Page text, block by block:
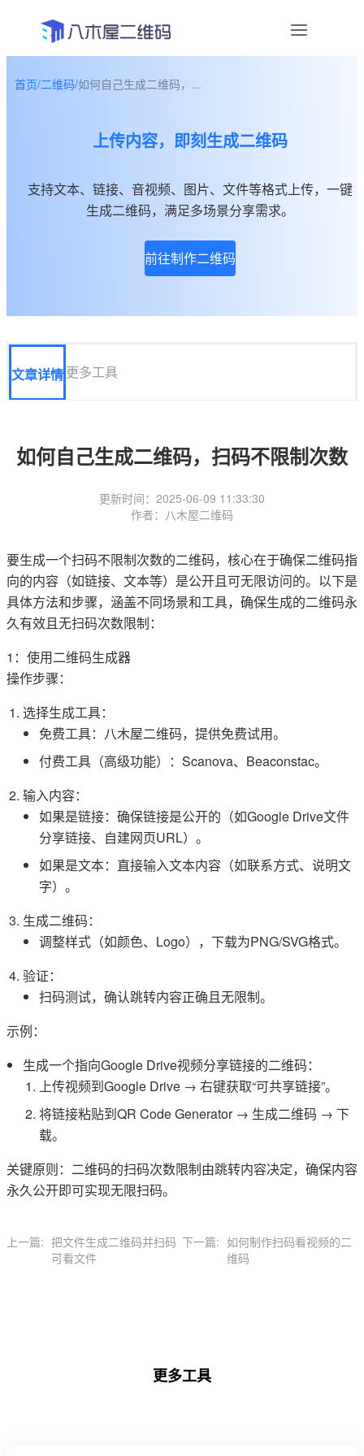
帮助中心
首页/二维码/如何自己生成二维码，...
上传内容，即刻生成二维码
支持文本、链接、音视频、图片、文件等格式上传，一键
生成二维码，满足多场景分享需求。
前往制作二维码
文章详情更多工具
如何自己生成二维码，扫码不限制次数
更新时间：2025-06-09 11:33:30
作者：八木屋二维码
要生成一个扫码不限制次数的二维码，核心在于确保二维码指
向的内容（如链接、文本等）是公开且可无限访问的。以下是
具体方法和步骤，涵盖不同场景和工具，确保生成的二维码永
久有效且无扫码次数限制：
1：使用二维码生成器
操作步骤：
选择生成工具：
免费工具：八木屋二维码，提供免费试用。
付费工具（高级功能）：Scanova、Beaconstac。
输入内容：
如果是链接：确保链接是公开的（如Google Drive文件
分享链接、自建网页URL）。
如果是文本：直接输入文本内容（如联系方式、说明文
字）。
生成二维码：
调整样式（如颜色、Logo），下载为PNG/SVG格式。
验证：
扫码测试，确认跳转内容正确且无限制。
示例：
生成一个指向Google Drive视频分享链接的二维码：
上传视频到Google Drive → 右键获取“可共享链接”。
将链接粘贴到QR Code Generator → 生成二维码 → 下
载。
关键原则：二维码的扫码次数限制由跳转内容决定，确保内容
永久公开即可实现无限扫码。
上一篇: 把文件生成二维码并扫码
可看文件
下一篇: 如何制作扫码看视频的二
维码
更多工具